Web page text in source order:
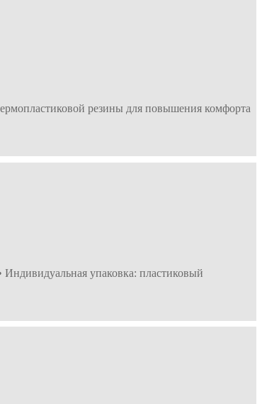
резины для повышения комфорта
упаковка: пластиковый